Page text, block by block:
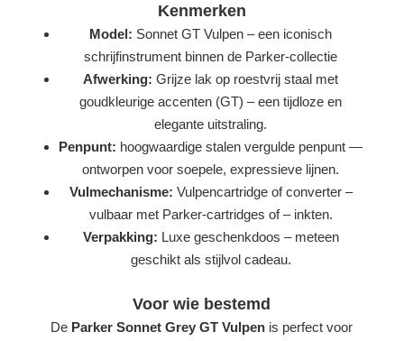
Kenmerken
Model: Sonnet GT Vulpen – een iconisch
schrijfinstrument binnen de Parker-collectie
Afwerking: Grijze lak op roestvrij staal met
goudkleurige accenten (GT) – een tijdloze en
elegante uitstraling.
Penpunt: hoogwaardige stalen vergulde penpunt —
ontworpen voor soepele, expressieve lijnen.
Vulmechanisme: Vulpencartridge of converter –
vulbaar met Parker-cartridges of – inkten.
Verpakking: Luxe geschenkdoos – meteen
geschikt als stijlvol cadeau.
Voor wie bestemd
De Parker Sonnet Grey GT Vulpen is perfect voor